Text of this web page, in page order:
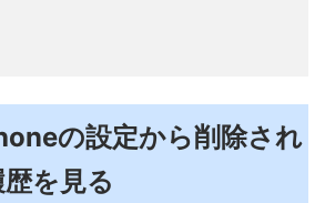
の設定から削除され
を見る